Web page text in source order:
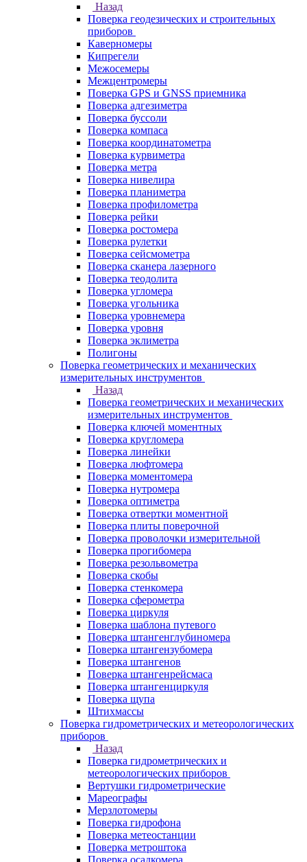
Назад
Поверка геодезических и строительных
приборов
Каверномеры
Кипрегели
Межосемеры
Межцентромеры
Поверка GPS и GNSS приемника
Поверка адгезиметра
Поверка буссоли
Поверка компаса
Поверка координатометра
Поверка курвиметра
Поверка метра
Поверка нивелира
Поверка планиметра
Поверка профилометра
Поверка рейки
Поверка ростомера
Поверка рулетки
Поверка сейсмометра
Поверка сканера лазерного
Поверка теодолита
Поверка угломера
Поверка угольника
Поверка уровнемера
Поверка уровня
Поверка эклиметра
Полигоны
Поверка геометрических и механических
измерительных инструментов
Назад
Поверка геометрических и механических
измерительных инструментов
Поверка ключей моментных
Поверка кругломера
Поверка линейки
Поверка люфтомера
Поверка моментомера
Поверка нутромера
Поверка оптиметра
Поверка отвертки моментной
Поверка плиты поверочной
Поверка проволочки измерительной
Поверка прогибомера
Поверка резольвометра
Поверка скобы
Поверка стенкомера
Поверка сферометра
Поверка циркуля
Поверка шаблона путевого
Поверка штангенглубиномера
Поверка штангензубомера
Поверка штангенов
Поверка штангенрейсмаса
Поверка штангенциркуля
Поверка щупа
Штихмассы
Поверка гидрометрических и метеорологических
приборов
Назад
Поверка гидрометрических и
метеорологических приборов
Вертушки гидрометрические
Мареографы
Мерзлотомеры
Поверка гидрофона
Поверка метеостанции
Поверка метроштока
Поверка осадкомера